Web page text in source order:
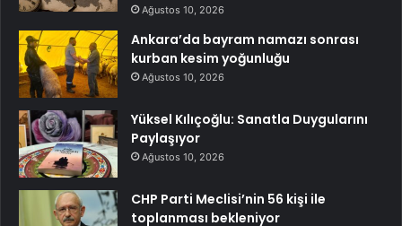
Ağustos 10, 2026
Ankara’da bayram namazı sonrası
kurban kesim yoğunluğu
Ağustos 10, 2026
Yüksel Kılıçoğlu: Sanatla Duygularını
Paylaşıyor
Ağustos 10, 2026
CHP Parti Meclisi’nin 56 kişi ile
toplanması bekleniyor